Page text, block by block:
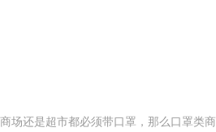
场还是超市都必须带口罩，那么口罩类商